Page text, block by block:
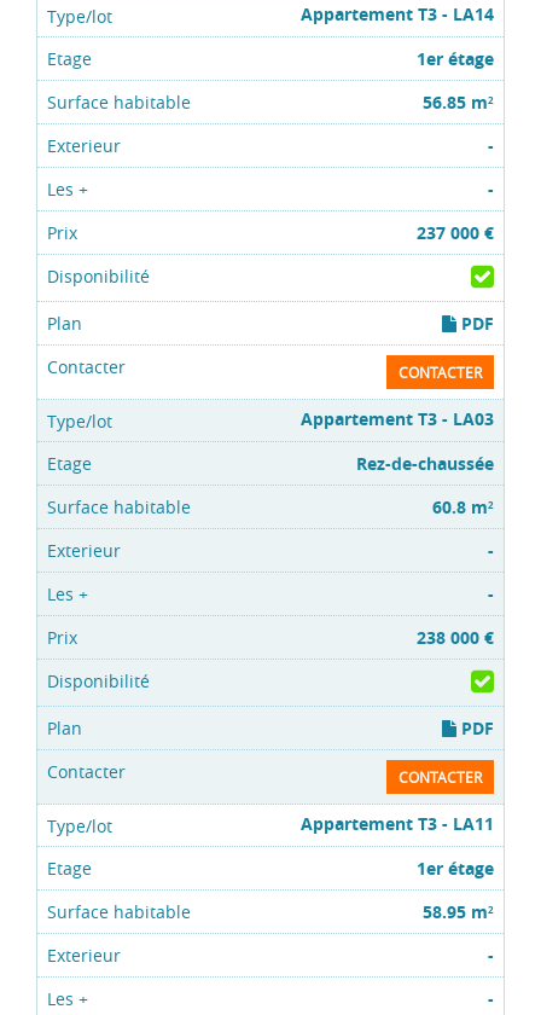
Appartement T3 - LA14
1er étage
56.85 m2
-
-
237 000 €
PDF
CONTACTER
Appartement T3 - LA03
Rez-de-chaussée
60.8 m2
-
-
238 000 €
PDF
CONTACTER
Appartement T3 - LA11
1er étage
58.95 m2
-
-